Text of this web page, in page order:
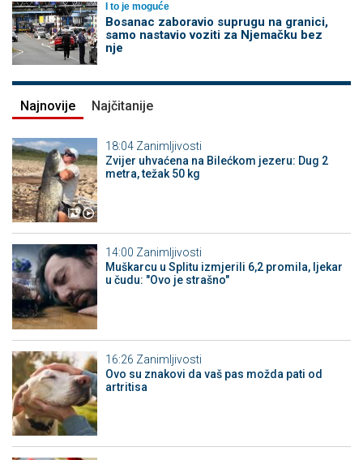
I to je moguće
Bosanac zaboravio suprugu na granici,
samo nastavio voziti za Njemačku bez
nje
Najnovije Najčitanije
18:04 Zanimljivosti
Zvijer uhvaćena na Bilećkom jezeru: Dug 2
metra, težak 50 kg
14:00 Zanimljivosti
Muškarcu u Splitu izmjerili 6,2 promila, ljekar
u čudu: "Ovo je strašno"
16:26 Zanimljivosti
Ovo su znakovi da vaš pas možda pati od
artritisa